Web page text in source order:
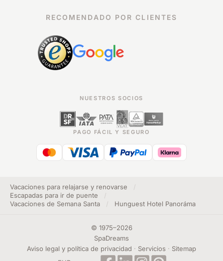
RECOMENDADO POR CLIENTES
NUESTROS SOCIOS
PAGO FÁCIL Y SEGURO
Vacaciones para relajarse y renovarse
Escapadas para ir de puente
Vacaciones de Semana Santa
Hunguest Hotel Panoráma
© 1975–2026
SpaDreams
Aviso legal y política de privacidad · Servicios · Sitemap